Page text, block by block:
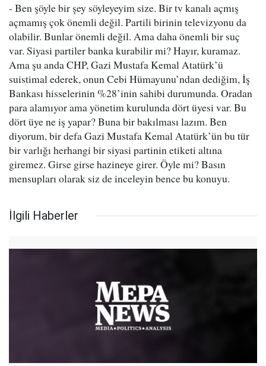
- Ben şöyle bir şey söyleyeyim size. Bir tv kanalı açmış
açmamış çok önemli değil. Partili birinin televizyonu da
olabilir. Bunlar önemli değil. Ama daha önemli bir suç
var. Siyasi partiler banka kurabilir mi? Hayır, kuramaz.
Ama şu anda CHP, Gazi Mustafa Kemal Atatürk’ü
suistimal ederek, onun Cebi Hümayunu’ndan dediğim, İş
Bankası hisselerinin %28’inin sahibi durumunda. Oradan
para alamıyor ama yönetim kurulunda dört üyesi var. Bu
dört üye ne iş yapar? Buna bir bakılması lazım. Ben
diyorum, bir defa Gazi Mustafa Kemal Atatürk’ün bu tür
bir varlığı herhangi bir siyasi partinin etiketi altına
giremez. Girse girse hazineye girer. Öyle mi? Basın
mensupları olarak siz de inceleyin bence bu konuyu.
İlgili Haberler